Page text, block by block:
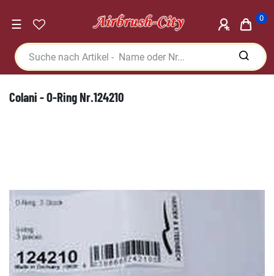
☰ 0
Colani - O-Ring Nr.124210